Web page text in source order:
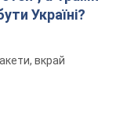
Україні?
вкрай